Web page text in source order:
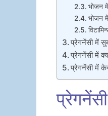
भोजन
भोजन
प्रेगनेंसी में
प्रेगनेंसी में
प्रेगनेंसी में